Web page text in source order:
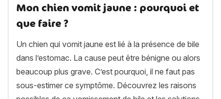
Mon chien vomit jaune : pourquoi et
que faire ?
Un chien qui vomit jaune est lié à la présence de bile
dans l’estomac. La cause peut être bénigne ou alors
beaucoup plus grave. C’est pourquoi, il ne faut pas
sous-estimer ce symptôme. Découvrez les raisons